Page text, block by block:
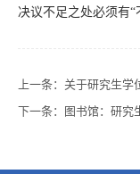
决议不足之处必须有
上一条： 关于研究生学
下一条：
图书馆：研究